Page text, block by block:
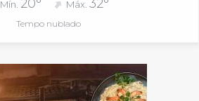
Mín. 20° Máx.32°
Tempo nublado